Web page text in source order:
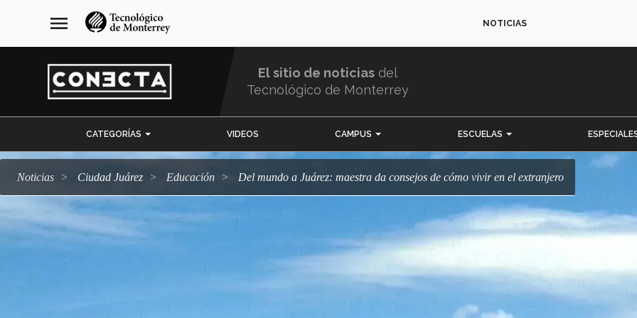
navegación
principal
menu NOTICIAS
El sitio de noticias del
Tecnológico de Monterrey
CATEGORÍAS VIDEOS CAMPUS ESCUELAS
Noticias Ciudad Juárez Educación Del mundo a Juárez: maestra da consejos de cómo vivir en el extranjero